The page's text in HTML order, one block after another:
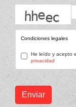
Condiciones legales
He leído y acepto
privacidad
Enviar